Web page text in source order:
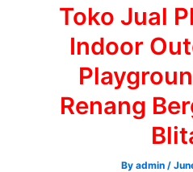
Toko Jual
Indoor
Renang
By admin /